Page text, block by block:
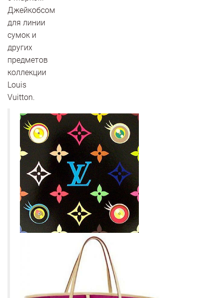
Джейкобсом
для линии
сумок и
других
предметов
коллекции
Louis
Vuitton.